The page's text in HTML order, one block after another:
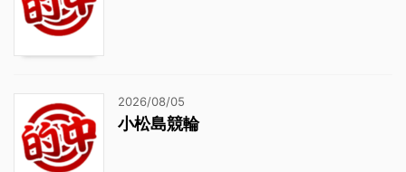
2026/08/05
小松島競輪